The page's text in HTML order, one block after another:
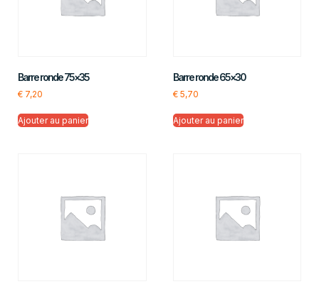
Barre ronde 75×35
€ 7,20
Ajouter au panier
Barre ronde 65×30
€5,70
Ajouter au panier